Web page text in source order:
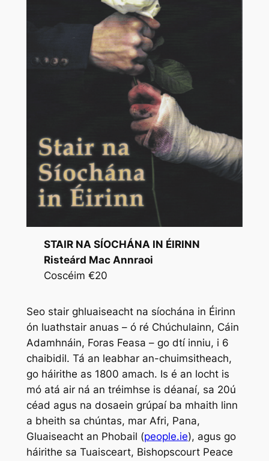
STAIR NA SÍOCHÁNA IN ÉIRINN
Risteárd Mac Annraoi
Coscéim €20
Seo stair ghluaiseacht na síochána in Éirinn
ón luathstair anuas – ó ré Chúchulainn, Cáin
Adamhnáin, Foras Feasa – go dtí inniu, i 6
chaibidil. Tá an leabhar an-chuimsitheach,
go háirithe as 1800 amach. Is é an locht is
mó atá air ná an tréimhse is déanaí, sa 20ú
céad agus na dosaein grúpaí ba mhaith linn
a bheith sa chúntas, mar Afri, Pana,
Gluaiseacht an Phobail (people.ie), agus go
háirithe sa Tuaisceart, Bishopscourt Peace